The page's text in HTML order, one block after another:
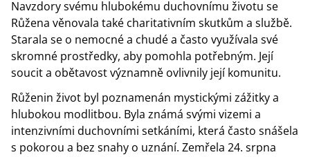
Navzdory svému hlubokému duchovnímu životu se
Růžena věnovala také charitativním skutkům a službě.
Starala se o nemocné a chudé a často využívala své
skromné prostředky, aby pomohla potřebným. Její
soucit a obětavost významně ovlivnily její komunitu.
Růženin život byl poznamenán mystickými zážitky a
hlubokou modlitbou. Byla známá svými vizemi a
intenzivními duchovními setkáními, která často snášela
s pokorou a bez snahy o uznání. Zemřela 24. srpna